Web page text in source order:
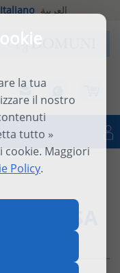
la tua
il nostro
tutto »
cookie. Maggiori
Policy.
Italiano العربية
Connettersi
DR.SSA